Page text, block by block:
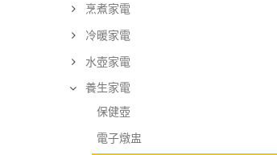
烹煮家電
冷暖家電
水壺家電
養生家電
保健壺
電子燉盅